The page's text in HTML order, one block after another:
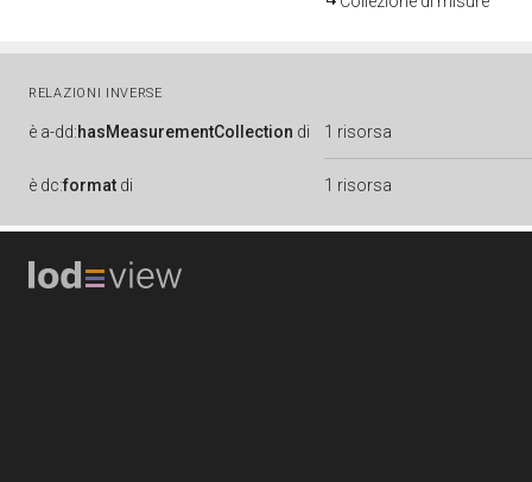
RELAZIONI INVERSE
è a-dd:hasMeasurementCollection di 1 risorsa
è dc:format di 1 risorsa